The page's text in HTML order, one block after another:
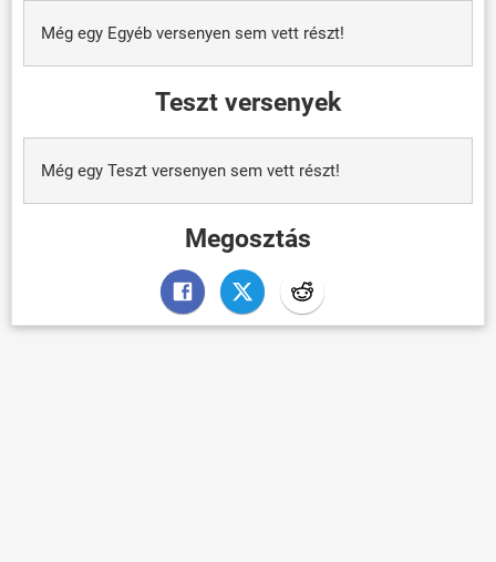
Még egy Egyéb versenyen sem vett részt!
Teszt versenyek
Még egy Teszt versenyen sem vett részt!
Megosztás